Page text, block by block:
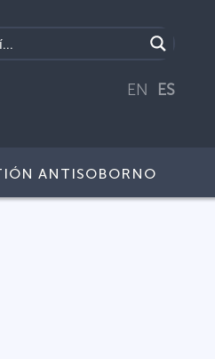
EN ES
ANTISOBORNO